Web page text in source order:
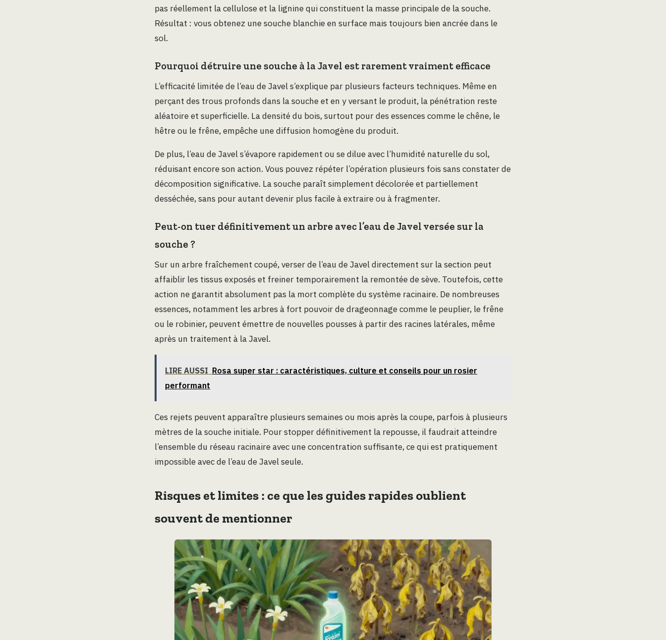
pas réellement la cellulose et la lignine qui constituent la masse principale de la souche.
Résultat : vous obtenez une souche blanchie en surface mais toujours bien ancrée dans le
sol.
Pourquoi détruire une souche à la Javel est rarement vraiment efficace
L’efficacité limitée de l’eau de Javel s’explique par plusieurs facteurs techniques. Même en
perçant des trous profonds dans la souche et en y versant le produit, la pénétration reste
aléatoire et superficielle. La densité du bois, surtout pour des essences comme le chêne, le
hêtre ou le frêne, empêche une diffusion homogène du produit.
De plus, l’eau de Javel s’évapore rapidement ou se dilue avec l’humidité naturelle du sol,
réduisant encore son action. Vous pouvez répéter l’opération plusieurs fois sans constater de
décomposition significative. La souche paraît simplement décolorée et partiellement
desséchée, sans pour autant devenir plus facile à extraire ou à fragmenter.
Peut-on tuer définitivement un arbre avec l’eau de Javel versée sur la
souche ?
Sur un arbre fraîchement coupé, verser de l’eau de Javel directement sur la section peut
affaiblir les tissus exposés et freiner temporairement la remontée de sève. Toutefois, cette
action ne garantit absolument pas la mort complète du système racinaire. De nombreuses
essences, notamment les arbres à fort pouvoir de drageonnage comme le peuplier, le frêne
ou le robinier, peuvent émettre de nouvelles pousses à partir des racines latérales, même
après un traitement à la Javel.
LIRE AUSSI Rosa super star : caractéristiques, culture et conseils pour un rosier
performant
Ces rejets peuvent apparaître plusieurs semaines ou mois après la coupe, parfois à plusieurs
mètres de la souche initiale. Pour stopper définitivement la repousse, il faudrait atteindre
l’ensemble du réseau racinaire avec une concentration suffisante, ce qui est pratiquement
impossible avec de l’eau de Javel seule.
Risques et limites : ce que les guides rapides oublient
souvent de mentionner